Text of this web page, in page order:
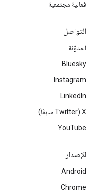
فعالية مجتمعية
التواصل
المدوّنة
Bluesky
Instagram
LinkedIn
‫X ‏(Twitter سابقًا)
YouTube
الإصدار
Android
Chrome